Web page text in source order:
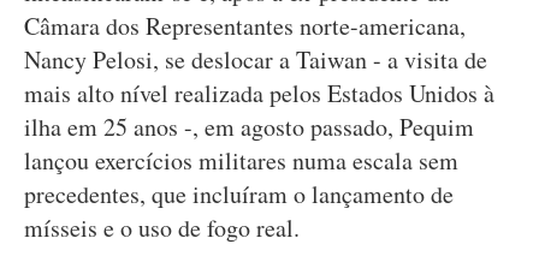
Câmara dos Representantes norte-americana,
Nancy Pelosi, se deslocar a Taiwan - a visita de
mais alto nível realizada pelos Estados Unidos à
ilha em 25 anos -, em agosto passado, Pequim
lançou exercícios militares numa escala sem
precedentes, que incluíram o lançamento de
mísseis e o uso de fogo real.